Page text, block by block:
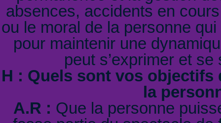
absences, accidents en
ou le moral de la personne
pour maintenir une
peut s’exprimer et
H : Quels sont vos objectifs
la
A.R : Que la personne